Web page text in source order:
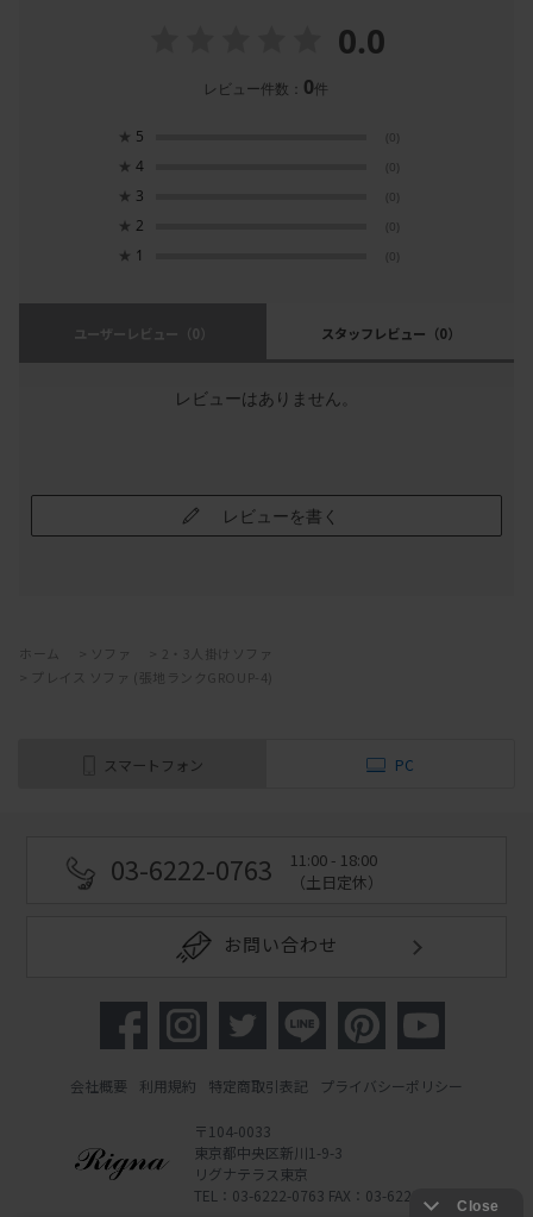
0.0
レビュー件数： 0件
★ 5 (0)
★ 4 (0)
★ 3 (0)
★ 2 (0)
★ 1 (0)
ユーザーレビュー （0） スタッフレビュー （0）
レビューはありません。
レビューを書く
ホーム ソファ
2・3人掛けソファ
プレイス ソファ (張地ランクGROUP-4)
スマートフォン PC
03-6222-0763
11:00 - 18:00
（土日定休）
お問い合わせ
会社概要 利用規約 特定商取引表記 プライバシーポリシー
〒104-0033
東京都中央区新川1-9-3
リグナテラス東京
TEL：03-6222-0763 FAX：03-6222-0762